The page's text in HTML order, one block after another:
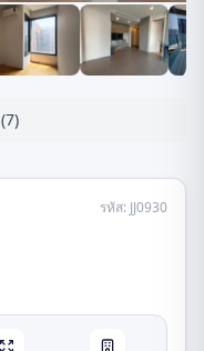
(7)
รหัส: JJ0930